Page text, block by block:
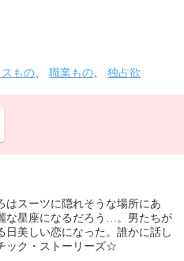
もの、職業もの、独占欲
はスーツに隠れそうな場所にあ
な星座になるだろう…。男たちが
日美しい恋になった。誰かに話し
ック・ストーリーズ☆